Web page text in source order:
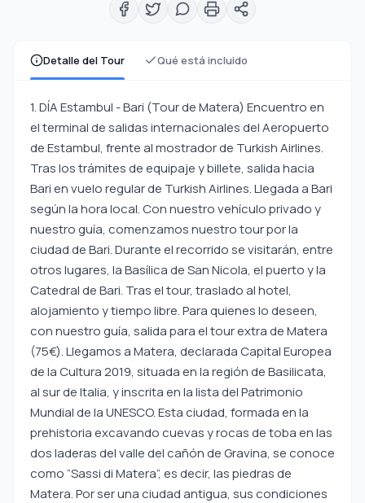
Detalle del Tour Qué está incluido
1. DÍA Estambul - Bari (Tour de Matera) Encuentro en
el terminal de salidas internacionales del Aeropuerto
de Estambul, frente al mostrador de Turkish Airlines.
Tras los trámites de equipaje y billete, salida hacia
Bari en vuelo regular de Turkish Airlines. Llegada a Bari
según la hora local. Con nuestro vehículo privado y
nuestro guía, comenzamos nuestro tour por la
ciudad de Bari. Durante el recorrido se visitarán, entre
otros lugares, la Basílica de San Nicola, el puerto y la
Catedral de Bari. Tras el tour, traslado al hotel,
alojamiento y tiempo libre. Para quienes lo deseen,
con nuestro guía, salida para el tour extra de Matera
(75€). Llegamos a Matera, declarada Capital Europea
de la Cultura 2019, situada en la región de Basilicata,
al sur de Italia, y inscrita en la lista del Patrimonio
Mundial de la UNESCO. Esta ciudad, formada en la
prehistoria excavando cuevas y rocas de toba en las
dos laderas del valle del cañón de Gravina, se conoce
como “Sassi di Matera”, es decir, las piedras de
Matera. Por ser una ciudad antigua, sus condiciones